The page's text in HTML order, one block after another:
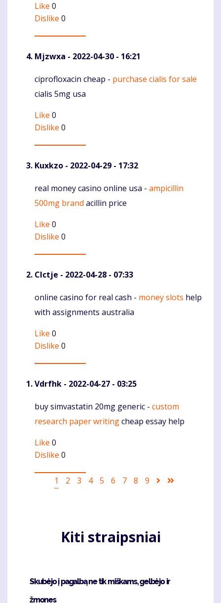
Like 0
Dislike 0
Mjzwxa - 2022-04-30 - 16:21
Komentaras
ciprofloxacin cheap - purchase cialis for sale
cialis 5mg usa
Like 0
Dislike 0
Kuxkzo - 2022-04-29 - 17:32
Komentaras
real money casino online usa - ampicillin
500mg brand acillin price
Like 0
Dislike 0
Clctje - 2022-04-28 - 07:33
Komentaras
online casino for real cash - money slots help
with assignments australia
Like 0
Dislike 0
Vdrfhk - 2022-04-27 - 03:25
Komentaras
buy simvastatin 20mg generic - custom
research paper writingcheap essay help
Like 0
Dislike 0
Pagination
Current
1 Puslapis
2 Puslapis
3 Puslapis
4 Puslapis
5 Puslapis
6 Puslapis
7 Puslapis
8 Puslapis
9
Sekantis
Kiti straipsniai
Skubėjo į pagalbą ne tik miškams, gelbėjo ir
žmones